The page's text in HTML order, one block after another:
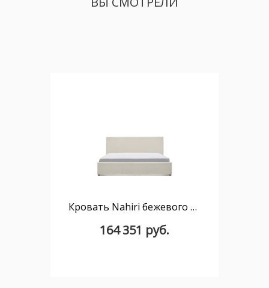
Кровать Nahiri бежевого цвета из шенилла с ящиком для хранения 160 x 200 см
164 351 руб.